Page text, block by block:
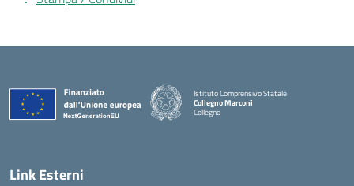
Istituto Comprensivo Statale
Collegno Marconi
Collegno
Link Esterni